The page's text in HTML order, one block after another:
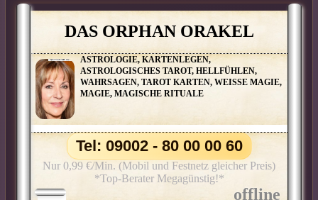
DAS ORPHAN ORAKEL
ASTROLOGIE, KARTENLEGEN,
ASTROLOGISCHES TAROT, HELLFÜHLEN,
WAHRSAGEN, TAROT KARTEN, WEISSE MAGIE,
MAGIE, MAGISCHE RITUALE
Tel: 09002 - 80 00 00 60
Nur 0,99 €/Min. (Mobil und Festnetz gleicher Preis)
*Top-Berater Megagünstig!*